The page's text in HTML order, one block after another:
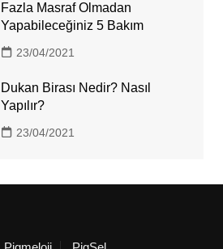
Fazla Masraf Olmadan
Yapabileceğiniz 5 Bakım
23/04/2021
Dukan Birası Nedir? Nasıl
Yapılır?
23/04/2021